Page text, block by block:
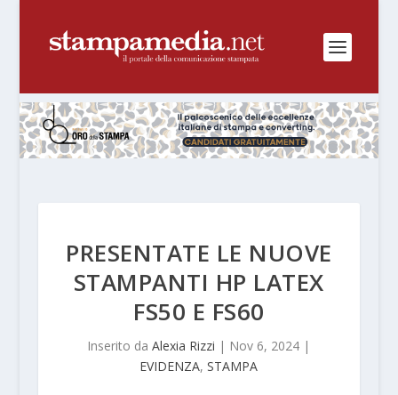
PRESENTATE LE NUOVE
STAMPANTI HP LATEX
FS50 E FS60
Inserito daAlexia Rizzi | Nov 6, 2024 |
EVIDENZA,STAMPA